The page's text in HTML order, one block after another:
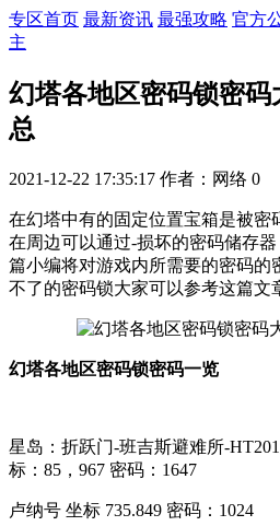
专区首页 最新资讯 最强攻略 官方
主
幻塔各地区密码锁密
总
2021-12-22 17:35:17 作者：网络 0
在幻塔中有的固定位置宝箱是被密
在周边可以通过-损坏的密码储存
篇小编将对游戏内所需要的密码的
不了的密码锁大家可以参考这篇文
幻塔各地区密码锁密码一览
星岛：折跃门-班吉斯避难所-
标：85，967 密码：1647
卢纳号 坐标 735.849 密码：1024